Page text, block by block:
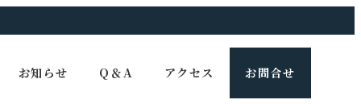
お知らせ Q＆A アクセス お問合せ